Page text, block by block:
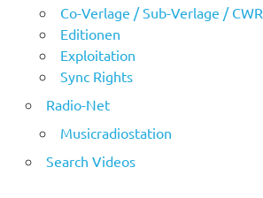
Co-Verlage / Sub-Verlage / CWR
Editionen
Exploitation
Sync Rights
Radio-Net
Musicradiostation
Search Videos